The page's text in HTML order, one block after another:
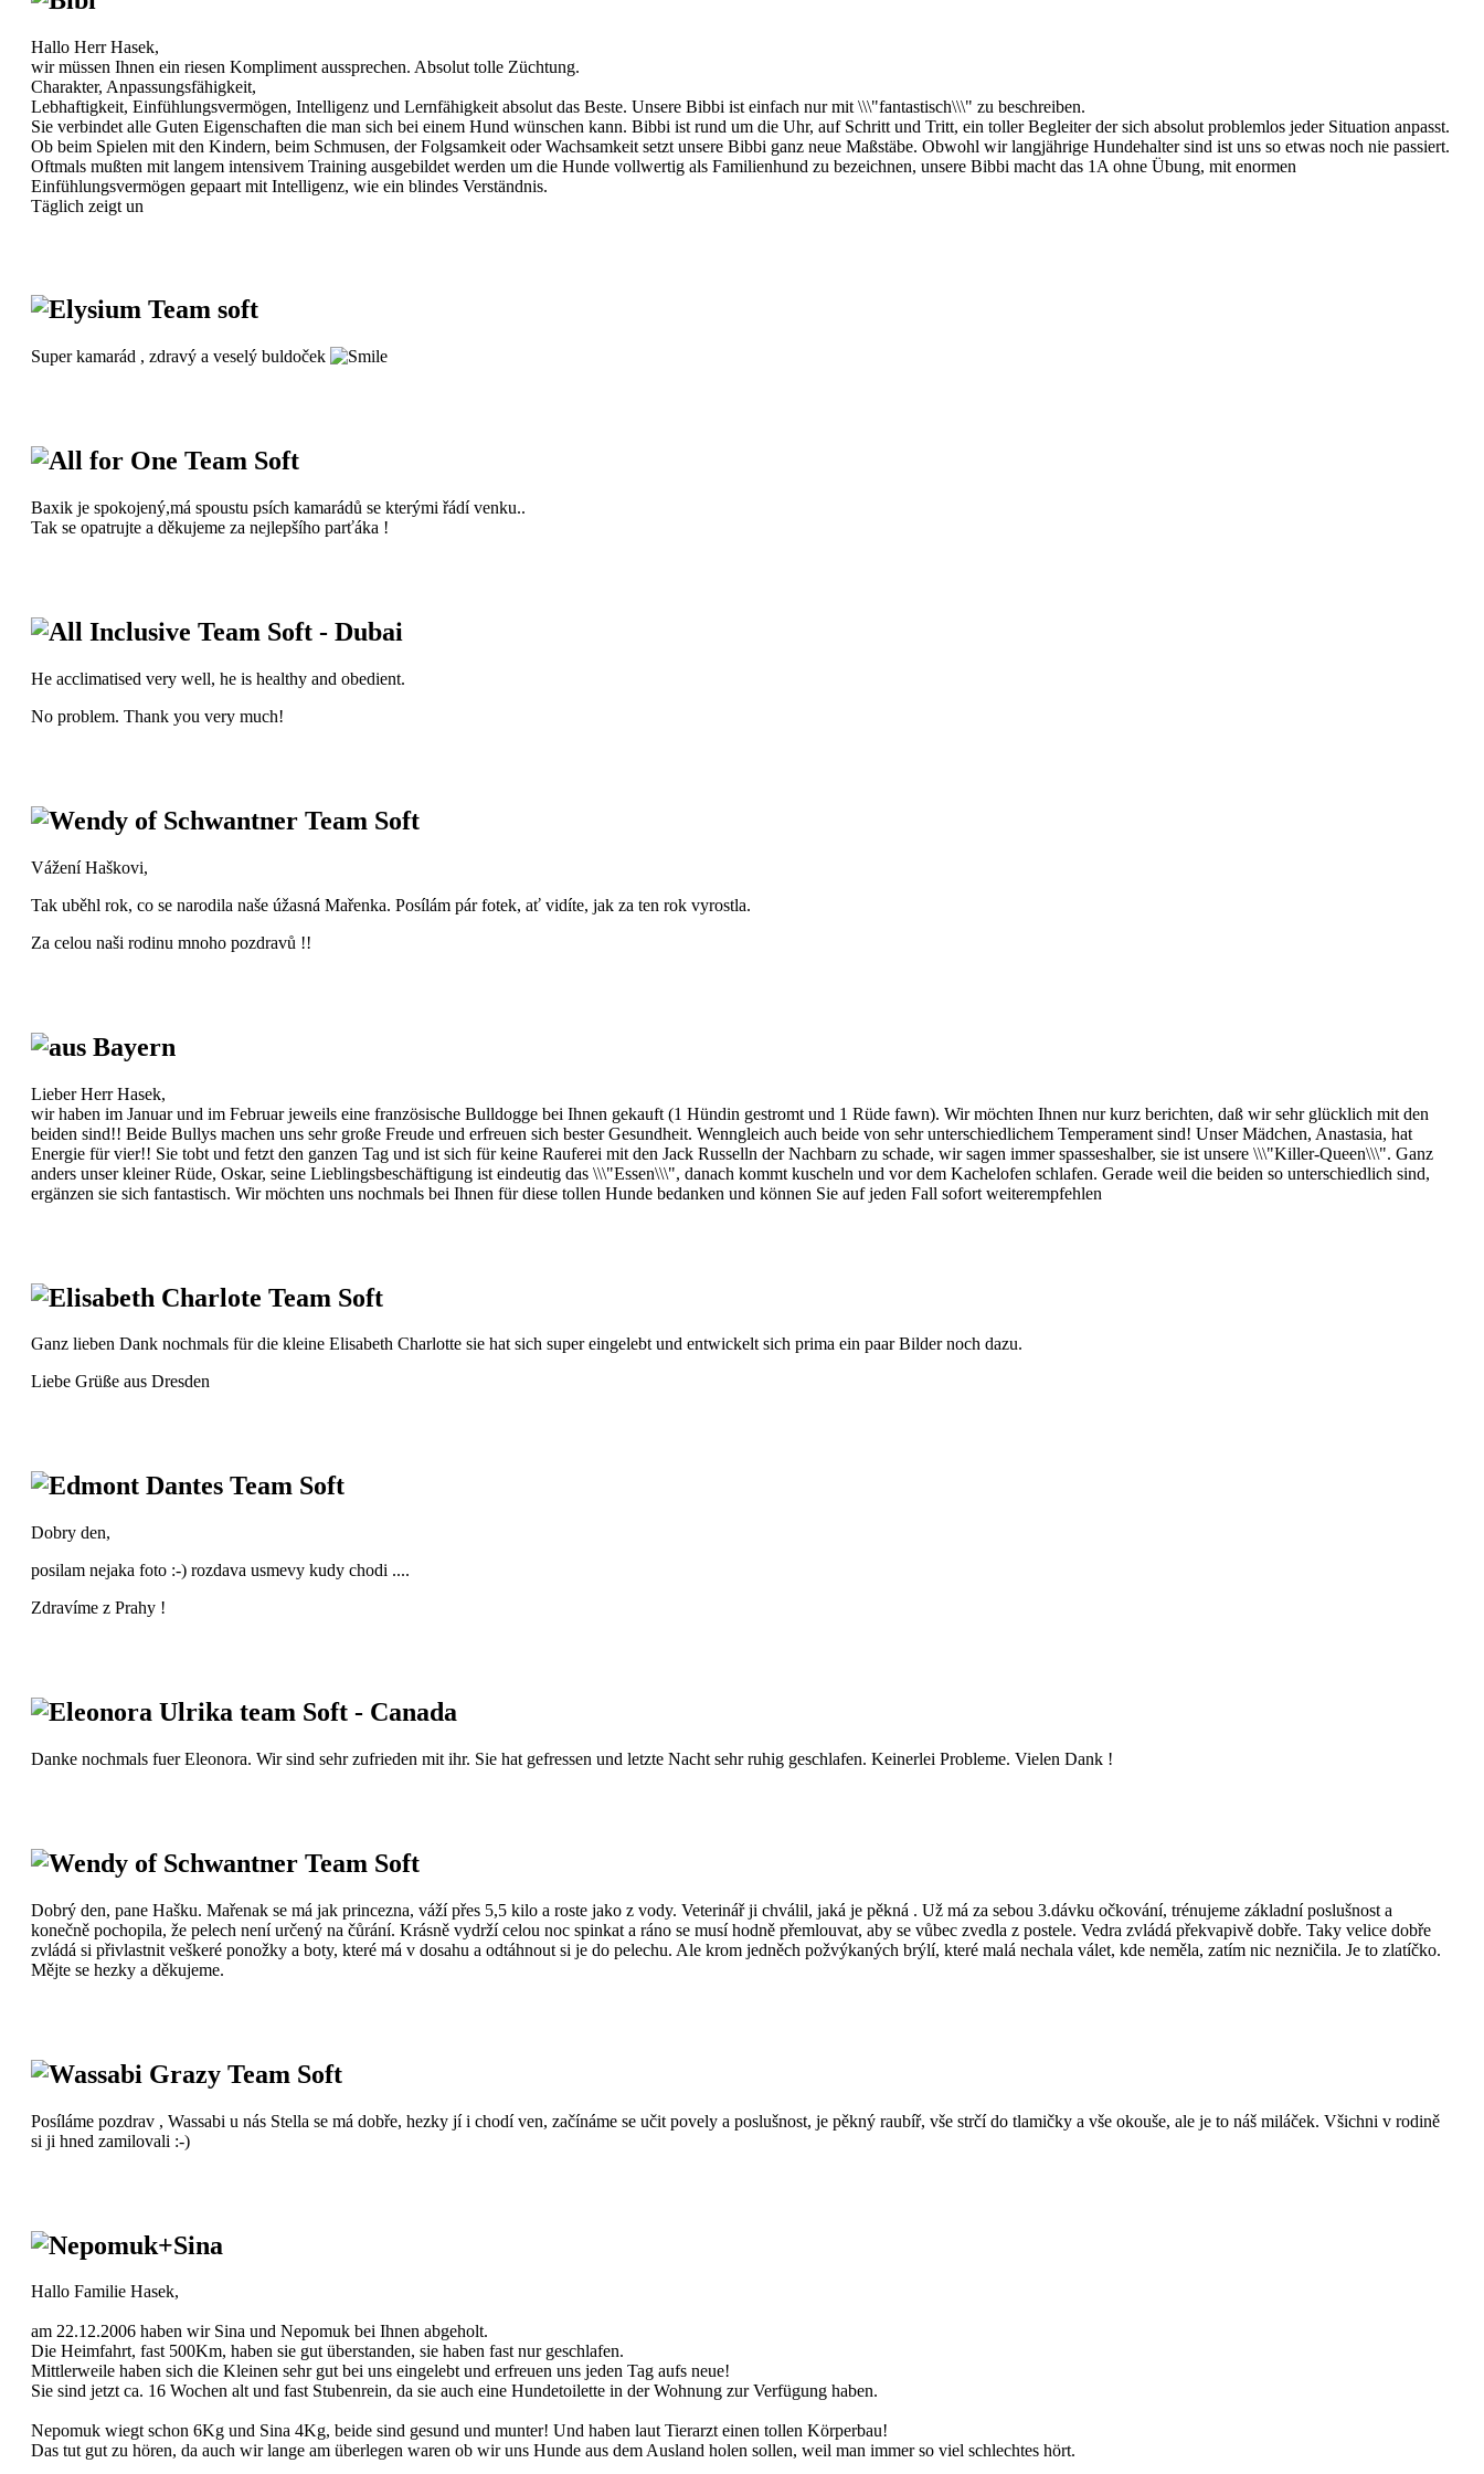
Hallo Herr Hasek,
wir müssen Ihnen ein riesen Kompliment aussprechen. Absolut tolle Züchtung.
Charakter, Anpassungsfähigkeit,
Lebhaftigkeit, Einfühlungsvermögen, Intelligenz und Lernfähigkeit absolut das Beste. Unsere Bibbi ist einfach nur mit \\\"fantastisch\\\" zu beschreiben.
Sie verbindet alle Guten Eigenschaften die man sich bei einem Hund wünschen kann. Bibbi ist rund um die Uhr, auf Schritt und Tritt, ein toller Begleiter der sich absolut problemlos jeder Situation anpasst.
Ob beim Spielen mit den Kindern, beim Schmusen, der Folgsamkeit oder Wachsamkeit setzt unsere Bibbi ganz neue Maßstäbe. Obwohl wir langjährige Hundehalter sind ist uns so etwas noch nie passiert.
Oftmals mußten mit langem intensivem Training ausgebildet werden um die Hunde vollwertig als Familienhund zu bezeichnen, unsere Bibbi macht das 1A ohne Übung, mit enormen
Einfühlungsvermögen gepaart mit Intelligenz, wie ein blindes Verständnis.
Täglich zeigt un
Elysium Team soft
Super kamarád , zdravý a veselý buldoček
All for One Team Soft
Baxik je spokojený,má spoustu psích kamarádů se kterými řádí venku..
Tak se opatrujte a děkujeme za nejlepšího parťáka !
All Inclusive Team Soft - Dubai
He acclimatised very well, he is healthy and obedient.
No problem. Thank you very much!
Wendy of Schwantner Team Soft
Vážení Haškovi,
Tak uběhl rok, co se narodila naše úžasná Mařenka. Posílám pár fotek, ať vidíte, jak za ten rok vyrostla.
Za celou naši rodinu mnoho pozdravů !!
aus Bayern
Lieber Herr Hasek,
wir haben im Januar und im Februar jeweils eine französische Bulldogge bei Ihnen gekauft (1 Hündin gestromt und 1 Rüde fawn). Wir möchten Ihnen nur kurz berichten, daß wir sehr glücklich mit den
beiden sind!! Beide Bullys machen uns sehr große Freude und erfreuen sich bester Gesundheit. Wenngleich auch beide von sehr unterschiedlichem Temperament sind! Unser Mädchen, Anastasia, hat
Energie für vier!! Sie tobt und fetzt den ganzen Tag und ist sich für keine Rauferei mit den Jack Russelln der Nachbarn zu schade, wir sagen immer spasseshalber, sie ist unsere \\\"Killer-Queen\\\". Ganz
anders unser kleiner Rüde, Oskar, seine Lieblingsbeschäftigung ist eindeutig das \\\"Essen\\\", danach kommt kuscheln und vor dem Kachelofen schlafen. Gerade weil die beiden so unterschiedlich sind,
ergänzen sie sich fantastisch. Wir möchten uns nochmals bei Ihnen für diese tollen Hunde bedanken und können Sie auf jeden Fall sofort weiterempfehlen
Elisabeth Charlote Team Soft
Ganz lieben Dank nochmals für die kleine Elisabeth Charlotte sie hat sich super eingelebt und entwickelt sich prima ein paar Bilder noch dazu.
Liebe Grüße aus Dresden
Edmont Dantes Team Soft
Dobry den,
posilam nejaka foto :-) rozdava usmevy kudy chodi ....
Zdravíme z Prahy !
Eleonora Ulrika team Soft - Canada
Danke nochmals fuer Eleonora. Wir sind sehr zufrieden mit ihr. Sie hat gefressen und letzte Nacht sehr ruhig geschlafen. Keinerlei Probleme. Vielen Dank !
Wendy of Schwantner Team Soft
Dobrý den, pane Hašku. Mařenak se má jak princezna, váží přes 5,5 kilo a roste jako z vody. Veterinář ji chválil, jaká je pěkná . Už má za sebou 3.dávku očkování, trénujeme základní poslušnost a
konečně pochopila, že pelech není určený na čůrání. Krásně vydrží celou noc spinkat a ráno se musí hodně přemlouvat, aby se vůbec zvedla z postele. Vedra zvládá překvapivě dobře. Taky velice dobře
zvládá si přivlastnit veškeré ponožky a boty, které má v dosahu a odtáhnout si je do pelechu. Ale krom jedněch požvýkaných brýlí, které malá nechala válet, kde neměla, zatím nic nezničila. Je to zlatíčko.
Mějte se hezky a děkujeme.
Wassabi Grazy Team Soft
Posíláme pozdrav , Wassabi u nás Stella se má dobře, hezky jí i chodí ven, začínáme se učit povely a poslušnost, je pěkný raubíř, vše strčí do tlamičky a vše okouše, ale je to náš miláček. Všichni v rodině
si ji hned zamilovali :-)
Nepomuk+Sina
Hallo Familie Hasek,
am 22.12.2006 haben wir Sina und Nepomuk bei Ihnen abgeholt.
Die Heimfahrt, fast 500Km, haben sie gut überstanden, sie haben fast nur geschlafen.
Mittlerweile haben sich die Kleinen sehr gut bei uns eingelebt und erfreuen uns jeden Tag aufs neue!
Sie sind jetzt ca. 16 Wochen alt und fast Stubenrein, da sie auch eine Hundetoilette in der Wohnung zur Verfügung haben.
Nepomuk wiegt schon 6Kg und Sina 4Kg, beide sind gesund und munter! Und haben laut Tierarzt einen tollen Körperbau!
Das tut gut zu hören, da auch wir lange am überlegen waren ob wir uns Hunde aus dem Ausland holen sollen, weil man immer so viel schlechtes hört.